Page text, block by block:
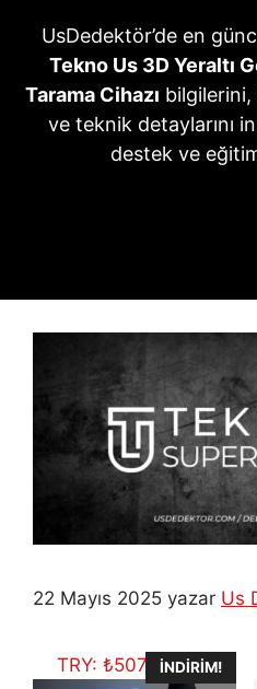
UsDedektör’de en
Tekno Us 3D Yeraltı
Tarama Cihazı bilgilerini,
ve teknik detaylarını
destek ve
22 Mayıs 2025 yazar Us
TRY:₺507.704,75
İNDIRIM!